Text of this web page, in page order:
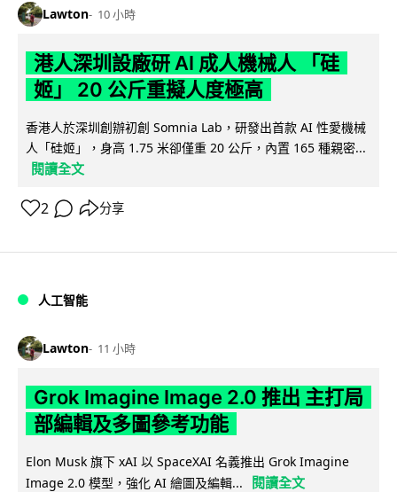
Lawton 10 小時
港人深圳設廠研 AI 成人機械人 「硅
姬」 20 公斤重擬人度極高
香港人於深圳創辦初創 Somnia Lab，研發出首款 AI 性愛機械
人「硅姬」，身高 1.75 米卻僅重 20 公斤，內置 165 種親密...
閱讀全文
2 分享
人工智能
Lawton 11 小時
Grok Imagine Image 2.0 推出 主打局
部編輯及多圖參考功能
Elon Musk 旗下 xAI 以 SpaceXAI 名義推出 Grok Imagine
Image 2.0 模型，強化 AI 繪圖及編輯...
閱讀全文